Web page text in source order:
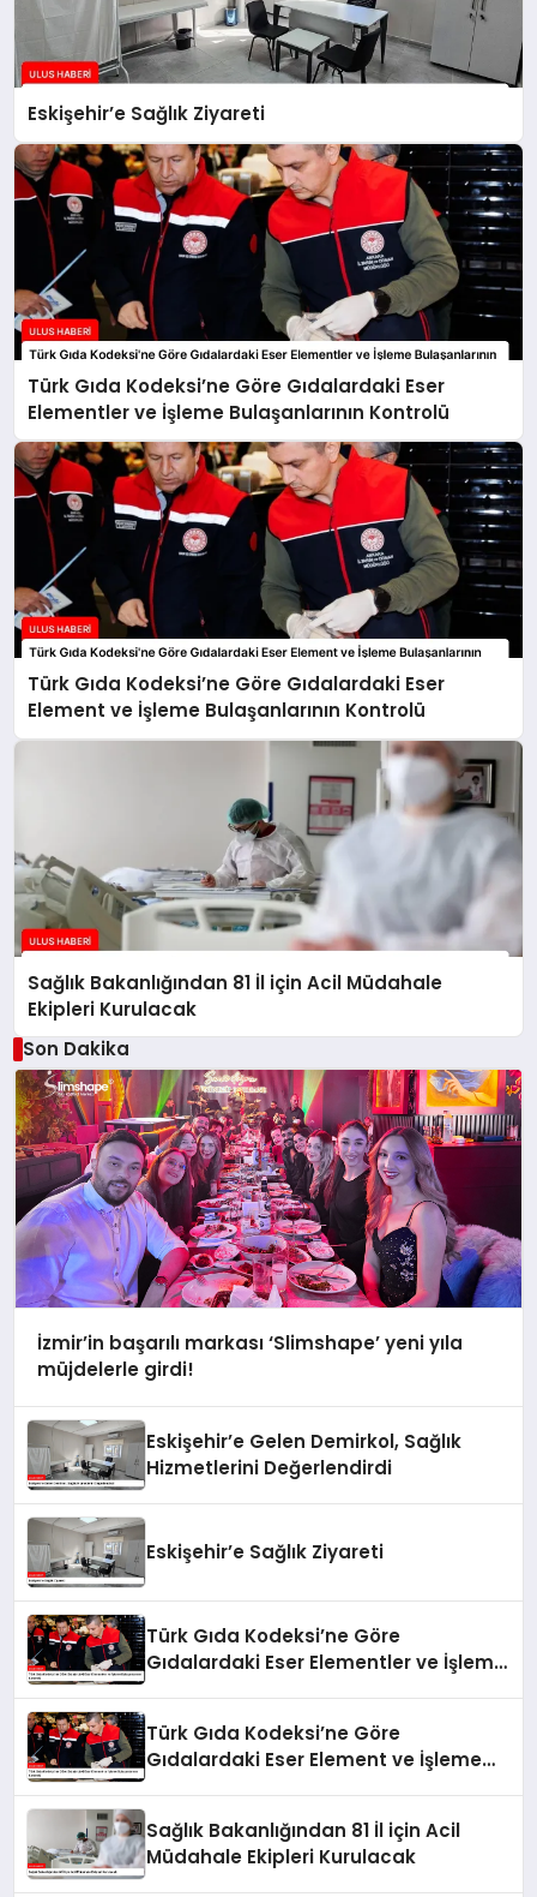
Eskişehir’e Sağlık Ziyareti
Türk Gıda Kodeksi’ne Göre Gıdalardaki Eser
Elementler ve İşleme Bulaşanlarının Kontrolü
Türk Gıda Kodeksi’ne Göre Gıdalardaki Eser
Element ve İşleme Bulaşanlarının Kontrolü
Sağlık Bakanlığından 81 İl için Acil Müdahale
Ekipleri Kurulacak
Son Dakika
İzmir’in başarılı markası ‘Slimshape’ yeni yıla
müjdelerle girdi!
Eskişehir’e Gelen Demirkol, Sağlık
Hizmetlerini Değerlendirdi
Eskişehir’e Sağlık Ziyareti
Türk Gıda Kodeksi’ne Göre
Gıdalardaki Eser Elementler ve İşleme
Türk Gıda Kodeksi’ne Göre
Gıdalardaki Eser Element ve İşleme
Sağlık Bakanlığından 81 İl için Acil
Müdahale Ekipleri Kurulacak